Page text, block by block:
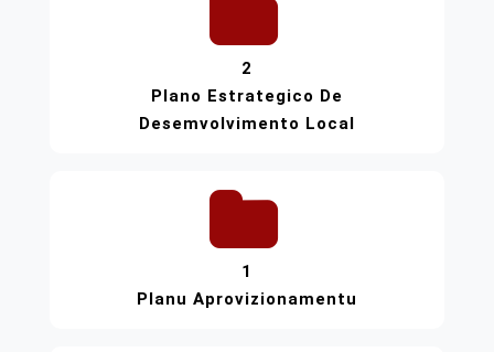
2
Plano Estrategico De
Desemvolvimento Local
1
Planu Aprovizionamentu